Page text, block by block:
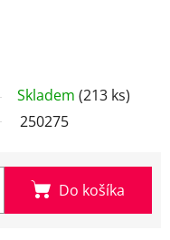
Skladem (213 ks)
250275
Do košíka